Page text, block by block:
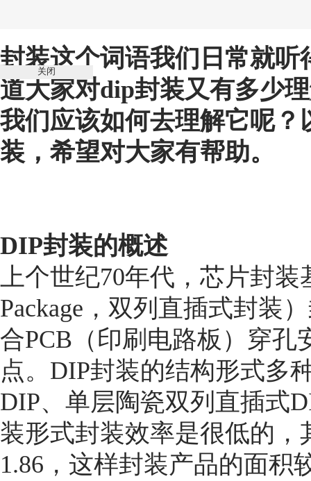
封装这个词语我们日常就
道大家对dip封装又有多少
我们应该如何去理解它呢
装，希望对大家有帮助。
DIP封装的概述
上个世纪70年代，芯片封装
Package，双列直插式封装
合PCB（印刷电路板）穿
点。DIP封装的结构形式多
DIP、单层陶瓷双列直插式
装形式封装效率是很低的
1.86，这样封装产品的面积
关闭